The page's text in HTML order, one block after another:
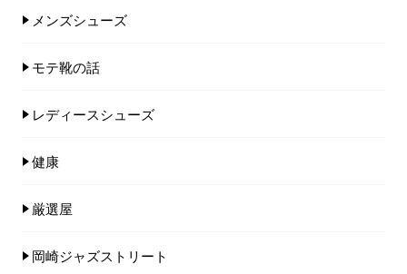
メンズシューズ
モテ靴の話
レディースシューズ
健康
厳選屋
岡崎ジャズストリート